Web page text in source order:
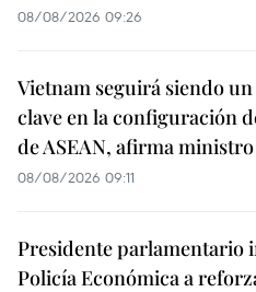
08/08/2026 09:26
Vietnam seguirá siendo
clave en la configuración
de ASEAN, afirma ministro
08/08/2026 09:11
Presidente parlamentario
Policía Económica a